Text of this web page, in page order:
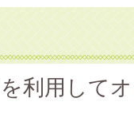
利用して